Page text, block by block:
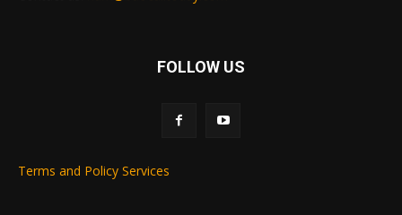
FOLLOW US
Terms and Policy Services